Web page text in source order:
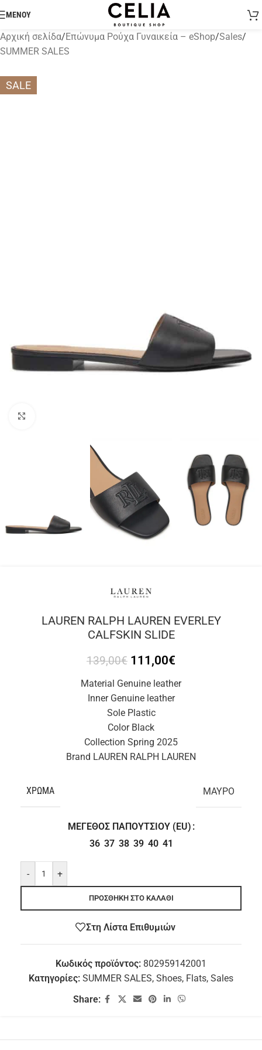
ΜΕΝΟΥ
Αρχική σελίδα/Επώνυμα Ρούχα Γυναικεία – eShop/Sales/
SUMMER SALES
SALE
LAUREN RALPH LAUREN EVERLEY
CALFSKIN SLIDE
139,00€ 111,00€
Material Genuine leather
Inner Genuine leather
Sole Plastic
Color Black
Collection Spring 2025
Brand LAUREN RALPH LAUREN
ΧΡΏΜΑ ΜΑΥΡΟ
ΜΈΓΕΘΟΣ ΠΑΠΟΥΤΣΙΟΎ (EU)
36 37 38 39 40 41
- +
ΠΡΟΣΘΉΚΗ ΣΤΟ ΚΑΛΆΘΙ
Στη Λίστα Επιθυμιών
Κωδικός προϊόντος: 802959142001
Κατηγορίες: SUMMER SALES, Shoes, Flats, Sales
Share: